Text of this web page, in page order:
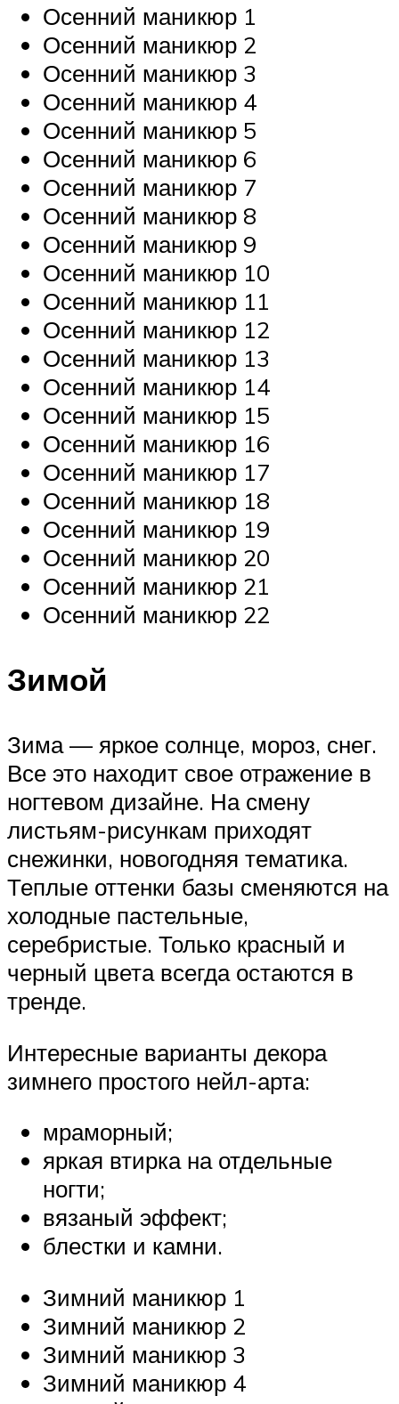
Осенний маникюр 1
Осенний маникюр 2
Осенний маникюр 3
Осенний маникюр 4
Осенний маникюр 5
Осенний маникюр 6
Осенний маникюр 7
Осенний маникюр 8
Осенний маникюр 9
Осенний маникюр 10
Осенний маникюр 11
Осенний маникюр 12
Осенний маникюр 13
Осенний маникюр 14
Осенний маникюр 15
Осенний маникюр 16
Осенний маникюр 17
Осенний маникюр 18
Осенний маникюр 19
Осенний маникюр 20
Осенний маникюр 21
Осенний маникюр 22
Зимой
Зима — яркое солнце, мороз, снег.
Все это находит свое отражение в
ногтевом дизайне. На смену
листьям-рисункам приходят
снежинки, новогодняя тематика.
Теплые оттенки базы сменяются на
холодные пастельные,
серебристые. Только красный и
черный цвета всегда остаются в
тренде.
Интересные варианты декора
зимнего простого нейл-арта:
мраморный;
яркая втирка на отдельные
ногти;
вязаный эффект;
блестки и камни.
Зимний маникюр 1
Зимний маникюр 2
Зимний маникюр 3
Зимний маникюр 4